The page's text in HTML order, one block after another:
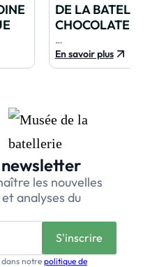
DE LA
CHOCOLATERIE
…
En savoir plus
newsletter
les nouvelles
analyses du
dans notre politique de